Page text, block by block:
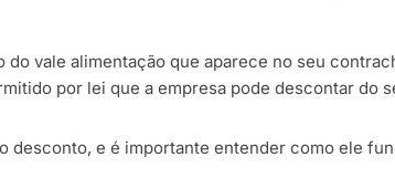
vale alimentação que aparece no seu
por lei que a empresa pode descontar do
desconto, e é importante entender como ele